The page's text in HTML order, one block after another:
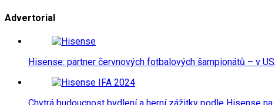
Advertorial
Hisense: partner červnových fotbalových šampionátů – v